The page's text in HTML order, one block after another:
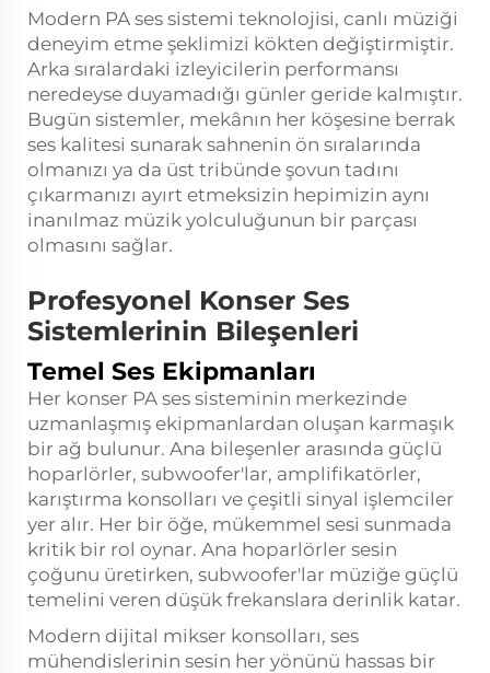
Modern PA ses sistemi teknolojisi, canlı müziği
deneyim etme şeklimizi kökten değiştirmiştir.
Arka sıralardaki izleyicilerin performansı
neredeyse duyamadığı günler geride kalmıştır.
Bugün sistemler, mekânın her köşesine berrak
ses kalitesi sunarak sahnenin ön sıralarında
olmanızı ya da üst tribünde şovun tadını
çıkarmanızı ayırt etmeksizin hepimizin aynı
inanılmaz müzik yolculuğunun bir parçası
olmasını sağlar.
Profesyonel Konser Ses
Sistemlerinin Bileşenleri
Temel Ses Ekipmanları
Her konser PA ses sisteminin merkezinde
uzmanlaşmış ekipmanlardan oluşan karmaşık
bir ağ bulunur. Ana bileşenler arasında güçlü
hoparlörler, subwoofer'lar, amplifikatörler,
karıştırma konsolları ve çeşitli sinyal işlemciler
yer alır. Her bir öğe, mükemmel sesi sunmada
kritik bir rol oynar. Ana hoparlörler sesin
çoğunu üretirken, subwoofer'lar müziğe güçlü
temelini veren düşük frekanslara derinlik katar.
Modern dijital mikser konsolları, ses
mühendislerinin sesin her yönünü hassas bir